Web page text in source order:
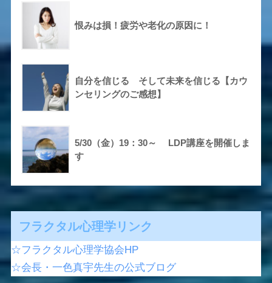
恨みは損！疲労や老化の原因に！
自分を信じる そして未来を信じる【カウ
ンセリングのご感想】
5/30（金）19：30～ LDP講座を開催しま
す
フラクタル心理学リンク
☆フラクタル心理学協会HP
☆会長・一色真宇先生の公式ブログ